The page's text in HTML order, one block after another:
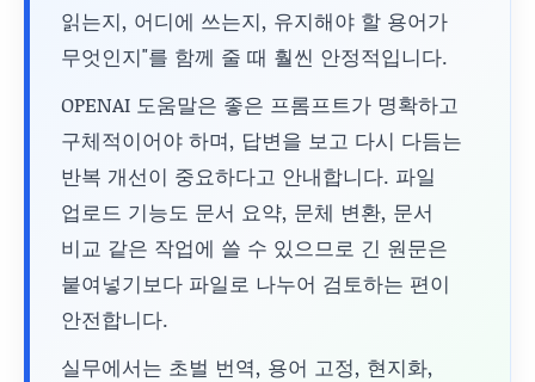
읽는지, 어디에 쓰는지, 유지해야 할 용어가
무엇인지"를 함께 줄 때 훨씬 안정적입니다.
OPENAI 도움말은 좋은 프롬프트가 명확하고
구체적이어야 하며, 답변을 보고 다시 다듬는
반복 개선이 중요하다고 안내합니다. 파일
업로드 기능도 문서 요약, 문체 변환, 문서
비교 같은 작업에 쓸 수 있으므로 긴 원문은
붙여넣기보다 파일로 나누어 검토하는 편이
안전합니다.
실무에서는 초벌 번역, 용어 고정, 현지화,